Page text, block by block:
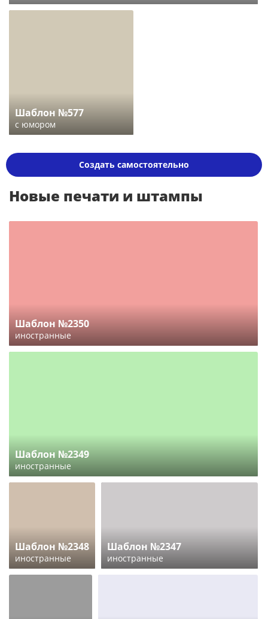
Шаблон №577
с юмором
Создать самостоятельно
Новые печати и штампы
Шаблон №2350
иностранные
Шаблон №2349
иностранные
Шаблон №2348
иностранные
Шаблон №2347
иностранные